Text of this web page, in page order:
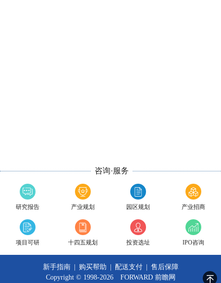
咨询·服务
研究报告 产业规划 园区规划 产业招商
项目可研 十四五规划 投资选址 IPO咨询
新手指南 购买帮助 配送支付
售后保障
Copyright © 1998-2026 FORWARD 前瞻网